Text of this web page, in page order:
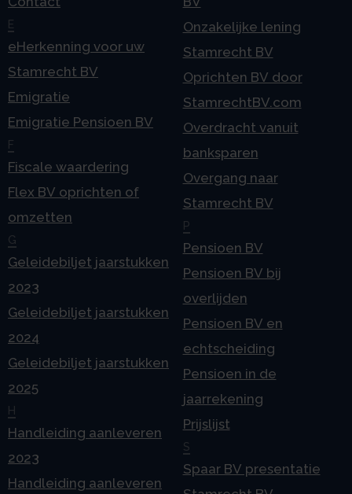
E
eHerkenning voor uw
Stamrecht BV
Emigratie
Emigratie Pensioen BV
F
Fiscale waardering
Flex BV oprichten of
omzetten
G
Geleidebiljet jaarstukken
2023
Geleidebiljet jaarstukken
2024
Geleidebiljet jaarstukken
2025
H
Handleiding aanleveren
2023
Handleiding aanleveren
Onzakelijke lening
Stamrecht BV
Oprichten BV door
StamrechtBV.com
Overdracht vanuit
banksparen
Overgang naar
Stamrecht BV
P
Pensioen BV
Pensioen BV bij
overlijden
Pensioen BV en
echtscheiding
Pensioen in de
jaarrekening
Prijslijst
S
Spaar BV presentatie